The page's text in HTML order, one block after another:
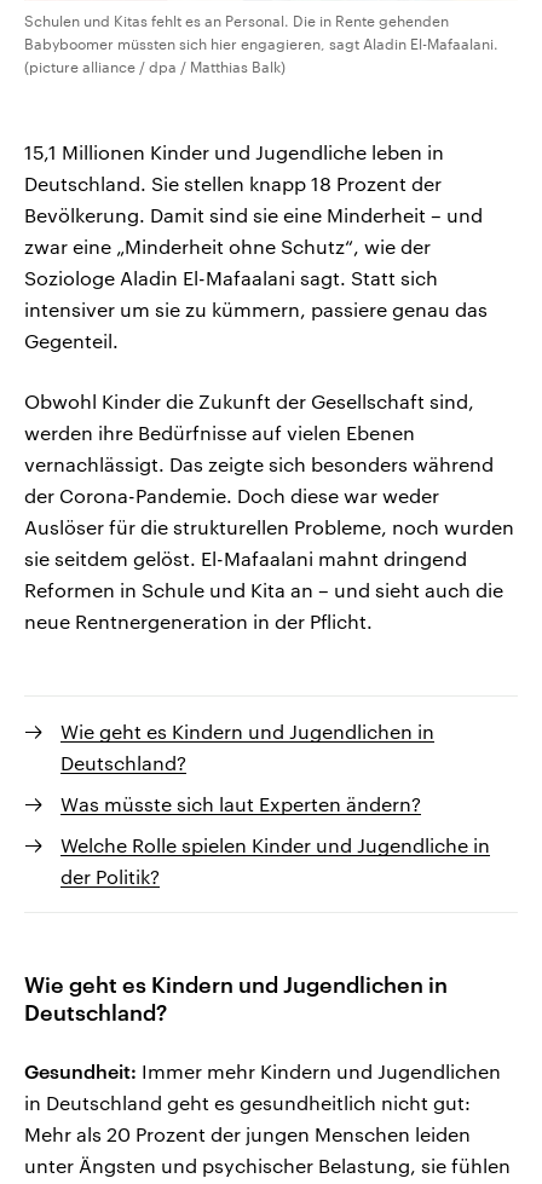
Schulen und Kitas fehlt es an Personal. Die in Rente gehenden
Babyboomer müssten sich hier engagieren, sagt Aladin El-Mafaalani.
(picture alliance / dpa / Matthias Balk)
15,1 Millionen Kinder und Jugendliche leben in
Deutschland. Sie stellen knapp 18 Prozent der
Bevölkerung. Damit sind sie eine Minderheit – und
zwar eine „Minderheit ohne Schutz“, wie der
Soziologe Aladin El-Mafaalani sagt. Statt sich
intensiver um sie zu kümmern, passiere genau das
Gegenteil.
Obwohl Kinder die Zukunft der Gesellschaft sind,
werden ihre Bedürfnisse auf vielen Ebenen
vernachlässigt. Das zeigte sich besonders während
der Corona-Pandemie. Doch diese war weder
Auslöser für die strukturellen Probleme, noch wurden
sie seitdem gelöst. El-Mafaalani mahnt dringend
Reformen in Schule und Kita an – und sieht auch die
neue Rentnergeneration in der Pflicht.
Wie geht es Kindern und Jugendlichen in
Deutschland?
Was müsste sich laut Experten ändern?
Welche Rolle spielen Kinder und Jugendliche in
der Politik?
Wie geht es Kindern und Jugendlichen in
Deutschland?
Gesundheit: Immer mehr Kindern und Jugendlichen
in Deutschland geht es gesundheitlich nicht gut:
Mehr als 20 Prozent der jungen Menschen leiden
unter Ängsten und psychischer Belastung, sie fühlen